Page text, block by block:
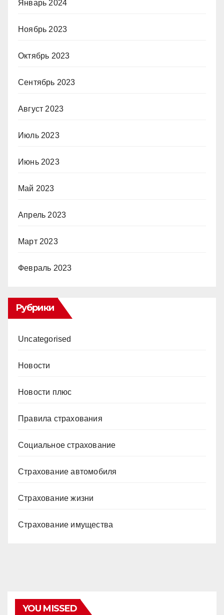
Январь 2024
Ноябрь 2023
Октябрь 2023
Сентябрь 2023
Август 2023
Июль 2023
Июнь 2023
Май 2023
Апрель 2023
Март 2023
Февраль 2023
Рубрики
Uncategorised
Новости
Новости плюс
Правила страхования
Социальное страхование
Страхование автомобиля
Страхование жизни
Страхование имущества
YOU MISSED